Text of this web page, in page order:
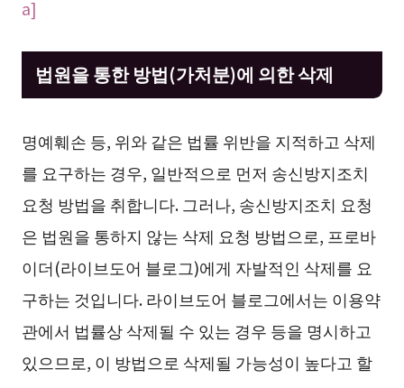
a]
법원을 통한 방법(가처분)에 의한 삭제
명예훼손 등, 위와 같은 법률 위반을 지적하고 삭제
를 요구하는 경우, 일반적으로 먼저 송신방지조치
요청 방법을 취합니다. 그러나, 송신방지조치 요청
은 법원을 통하지 않는 삭제 요청 방법으로, 프로바
이더(라이브도어 블로그)에게 자발적인 삭제를 요
구하는 것입니다. 라이브도어 블로그에서는 이용약
관에서 법률상 삭제될 수 있는 경우 등을 명시하고
있으므로, 이 방법으로 삭제될 가능성이 높다고 할